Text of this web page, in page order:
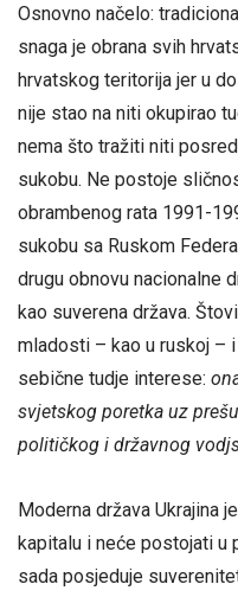
Osnovno načelo:
snaga je obrana svih
hrvatskog teritorija jer u
nije stao na niti okupirao
nema što tražiti niti
sukobu. Ne postoje
obrambenog rata 1991-
sukobu sa Ruskom
drugu obnovu nacionalne
kao suverena država.
mladosti – kao u ruskoj –
sebične tudje interese:
svjetskog poretka uz
političkog i državnog
Moderna država Ukrajina
kapitalu i neće postojati u
sada posjeduje